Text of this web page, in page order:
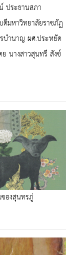
ประธานสภา
ดีมหาวิทยาลัยราชภัฏ
บำนาญ ผศ.ประหยัด
นางสาวสุนทรี สังข์
องสุนทรภู่